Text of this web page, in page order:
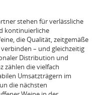
stehen für verlässliche
kontinuierliche
die Qualität, zeitgemäße
– und gleichzeitig
Distribution und
zählen die vielfach
Umsatzträgern im
die nächsten